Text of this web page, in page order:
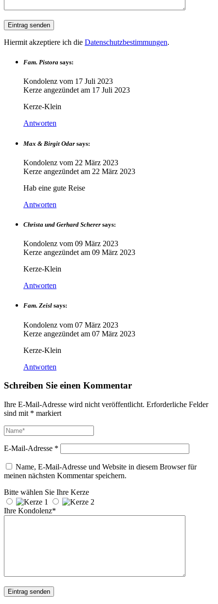
Hiermit akzeptiere ich die Datenschutzbestimmungen.
Fam. Pistora says:
Kondolenz vom 17 Juli 2023
Kerze angezündet am 17 Juli 2023
Kerze-Klein
Antworten
Max & Birgit Odar says:
Kondolenz vom 22 März 2023
Kerze angezündet am 22 März 2023
Hab eine gute Reise
Antworten
Christa und Gerhard Scherer says:
Kondolenz vom 09 März 2023
Kerze angezündet am 09 März 2023
Kerze-Klein
Antworten
Fam. Zeisl says:
Kondolenz vom 07 März 2023
Kerze angezündet am 07 März 2023
Kerze-Klein
Antworten
Schreiben Sie einen Kommentar
Ihre E-Mail-Adresse wird nicht veröffentlicht. Erforderliche Felder
sind mit * markiert
E-Mail-Adresse *
Name, E-Mail-Adresse und Website in diesem Browser für
meinen nächsten Kommentar speichern.
Bitte wählen Sie Ihre Kerze
Ihre Kondolenz*